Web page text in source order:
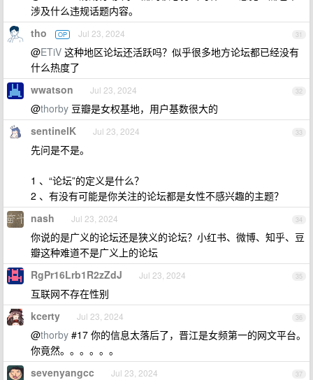
涉及什么违规话题内容。
31
tho OP Jul 23, 2024
@ETiV 这种地区论坛还活跃吗？似乎很多地方论坛都已经没有
什么热度了
32
wwatson Jul 23, 2024
@thorby 豆瓣是女权基地，用户基数很大的
33
sentinelK Jul 23, 2024
先问是不是。
1 、“论坛”的定义是什么？
2 、有没有可能是你关注的论坛都是女性不感兴趣的主题？
34
nash Jul 23, 2024
你说的是广义的论坛还是狭义的论坛？小红书、微博、知乎、豆
瓣这种难道不是广义上的论坛
35
RgPr16Lrb1R2zZdJ Jul 23, 2024
互联网不存在性别
36
kcerty Jul 23, 2024
@thorby #17 你的信息太落后了，晋江是女频第一的网文平台。
你竟然。。。。。。
37
sevenyangcc Jul 23, 2024